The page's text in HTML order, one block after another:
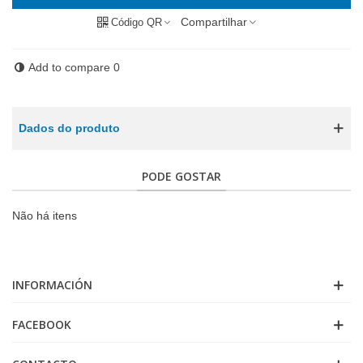
Código QR Compartilhar
Add to compare 0
Dados do produto
PODE GOSTAR
Não há itens
INFORMACIÓN
FACEBOOK